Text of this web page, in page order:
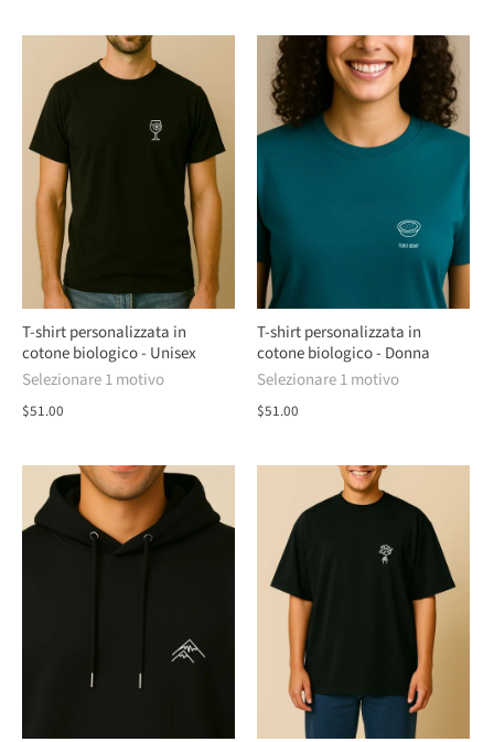
T-shirt personalizzata in
cotone biologico - Unisex
Selezionare 1 motivo
$51.00
T-shirt personalizzata in
cotone biologico - Donna
Selezionare 1 motivo
$51.00